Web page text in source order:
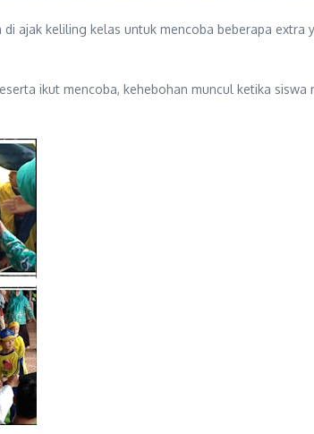
ajak keliling kelas untuk mencoba beberapa
ikut mencoba, kehebohan muncul ketika